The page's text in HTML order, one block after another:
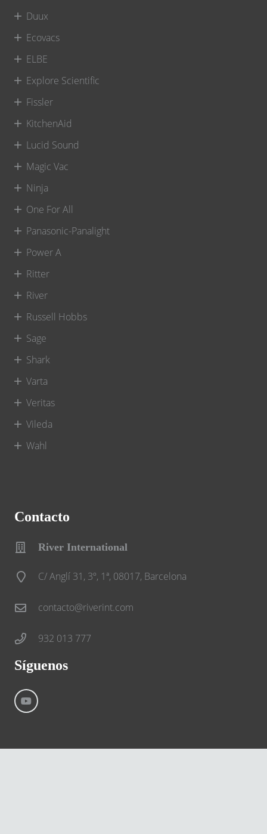
Duux
Ecovacs
ELBE
Explore Scientific
Fissler
KitchenAid
Lucid Sound
Magic Vac
Ninja
One For All
Panasonic-Panalight
Power A
Ritter
River
Russell Hobbs
Sage
Shark
Varta
Veritas
Vileda
Wahl
Contacto
River International
C/ Anglí 31, 3º, 1ª, 08017, Barcelona
contacto@riverint.com
932 013 777
Síguenos